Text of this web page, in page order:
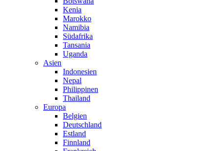
Kenia
Marokko
Namibia
Südafrika
Tansania
Uganda
Asien
Indonesien
Nepal
Philippinen
Thailand
Europa
Belgien
Deutschland
Estland
Finnland